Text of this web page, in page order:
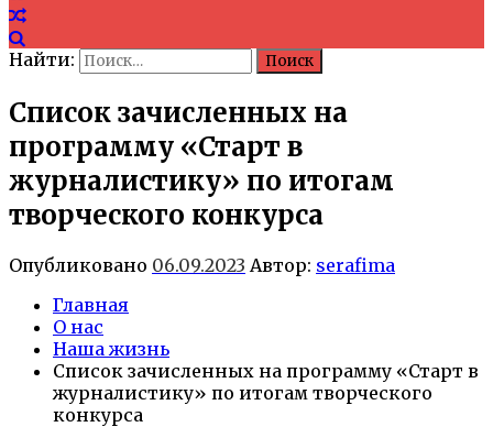
Найти:
Список зачисленных на
программу «Старт в
журналистику» по итогам
творческого конкурса
Опубликовано 06.09.2023 Автор: serafima
Главная
О нас
Наша жизнь
Список зачисленных на программу «Старт в
журналистику» по итогам творческого
конкурса